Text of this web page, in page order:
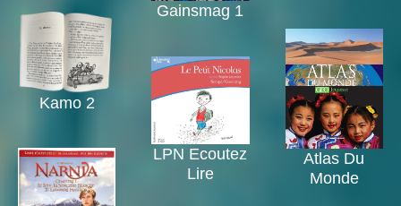
Gainsmag 1
Kamo 2
Atlas Du
Monde
LPN Ecoutez
Lire